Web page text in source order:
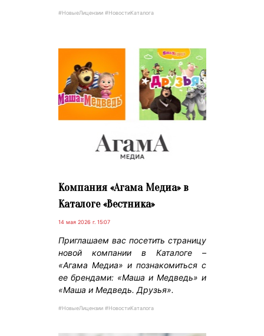
#НовыеЛицензии #НовостиКаталога
Компания «Агама Медиа» в
Каталоге «Вестника»
14 мая 2026 г. 15:07
Приглашаем вас посетить страницу
новой компании в Каталоге –
«Агама Медиа» и познакомиться с
ее брендами: «Маша и Медведь» и
«Маша и Медведь. Друзья».
#НовыеЛицензии #НовостиКаталога